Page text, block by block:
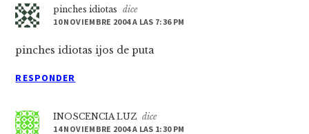
los
lectores
pinches idiotas
dice
10 NOVIEMBRE 2004 A LAS 7:36 PM
pinches idiotas ijos de puta
RESPONDER
INOSCENCIA LUZ dice
14 NOVIEMBRE 2004 A LAS 1:30 PM